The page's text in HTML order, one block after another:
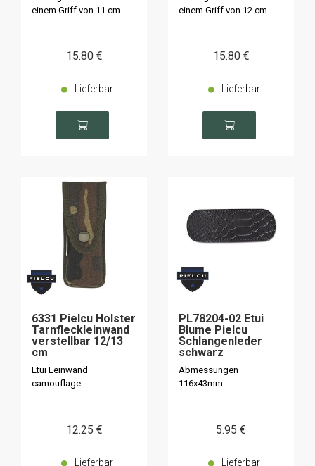
einem Griff von 11 cm.
15.80 €
Lieferbar
einem Griff von 12 cm.
15.80 €
Lieferbar
6331 Pielcu Holster
Tarnfleckleinwand
verstellbar 12/13
cm
Etui Leinwand
camouflage
12.25 €
Lieferbar
PL78204-02 Etui
Blume Pielcu
Schlangenleder
schwarz
Abmessungen
116x43mm
5.95 €
Lieferbar